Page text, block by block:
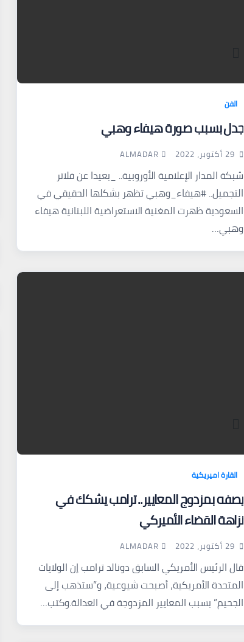
الفن
جدل بسبب صورة هيفاء وهبي
29 أكتوبر، 2022 ALMADAR
شبكة المدار الإعلامية الأوروبية.. _بعيدا عن فلاتر
التجميل.. #هيفاء_وهبي تظهر بشكلها الحقيقي في
السعودية ظهرت المغنية الاستعراضية اللبنانية هيفاء
وهبي…
القارة اميريكية
يصفه بمزدوج المعايير.. ترامب يشكك في
نزاهة القضاء الأميركي
29 أكتوبر، 2022 ALMADAR
قال الرئيس الأمريكي السابق دونالد ترامب إن الولايات
المتحدة الأمريكية، أصبحت شيوعية، و”ستذهب إلى
الجحيم” بسبب المعايير المزدوجة في العدالة.وكتب…